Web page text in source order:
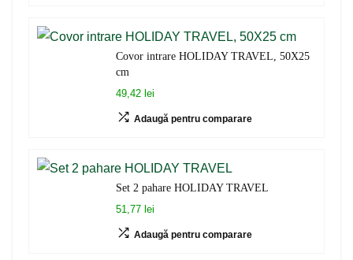
Covor intrare HOLIDAY TRAVEL, 50X25
cm
49,42 lei
Adaugă pentru comparare
Set 2 pahare HOLIDAY TRAVEL
51,77 lei
Adaugă pentru comparare